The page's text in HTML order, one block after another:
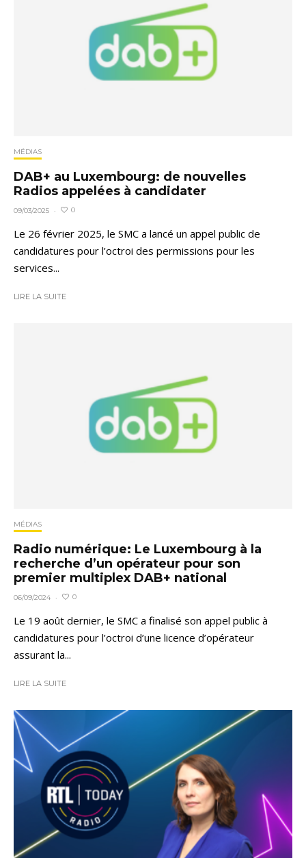
MÉDIAS
DAB+ au Luxembourg: de nouvelles
Radios appelées à candidater
09/03/2025 · 0
Le 26 février 2025, le SMC a lancé un appel public de
candidatures pour l’octroi des permissions pour les
services...
LIRE LA SUITE
MÉDIAS
Radio numérique: Le Luxembourg à la
recherche d’un opérateur pour son
premier multiplex DAB+ national
06/09/2024 · 0
Le 19 août dernier, le SMC a finalisé son appel public à
candidatures pour l’octroi d’une licence d’opérateur
assurant la...
LIRE LA SUITE